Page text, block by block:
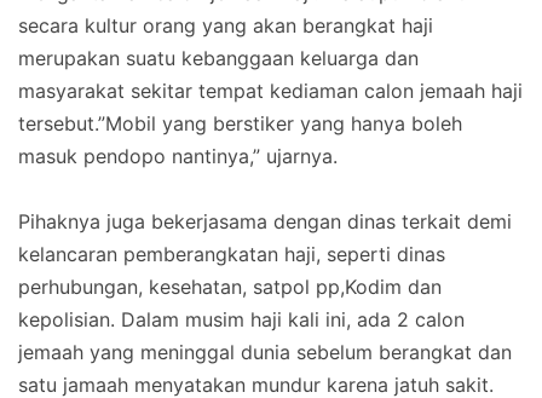
secara kultur orang yang akan berangkat haji
merupakan suatu kebanggaan keluarga dan
masyarakat sekitar tempat kediaman calon jemaah haji
tersebut.”Mobil yang berstiker yang hanya boleh
masuk pendopo nantinya,” ujarnya.
Pihaknya juga bekerjasama dengan dinas terkait demi
kelancaran pemberangkatan haji, seperti dinas
perhubungan, kesehatan, satpol pp,Kodim dan
kepolisian. Dalam musim haji kali ini, ada 2 calon
jemaah yang meninggal dunia sebelum berangkat dan
satu jamaah menyatakan mundur karena jatuh sakit.